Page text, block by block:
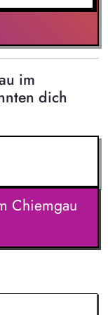
im
dich
Chiemgau